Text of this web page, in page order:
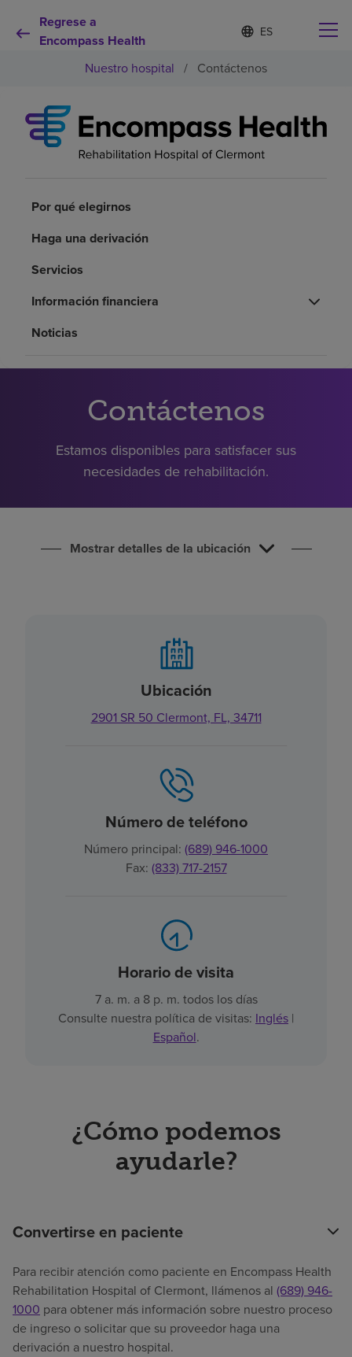
Regrese a
Encompass Health
Lista
de
contraída
d
o
s
e
e
Por qué debe elegirnos
Recursos de salud
Pagar mi factura
Nuestro hospital / Contáctenos
Por qué elegirnos
Haga una derivación
Servicios
Información financiera
Noticias
Contáctenos
Estamos disponibles para satisfacer sus
necesidades de rehabilitación.
Mostrar detalles de la ubicación
Ubicación
2901 SR 50 Clermont, FL, 34711
Número de teléfono
Número principal: (689) 946-1000
Fax: (833) 717-2157
Horario de visita
7 a. m. a 8 p. m. todos los días
Consulte nuestra política de visitas: Inglés |
Español.
¿Cómo podemos
ayudarle?
Convertirse en paciente
Para recibir atención como paciente en Encompass Health
Rehabilitation Hospital of Clermont, llámenos al (689) 946-
1000 para obtener más información sobre nuestro proceso
de ingreso o solicitar que su proveedor haga una
derivación a nuestro hospital.